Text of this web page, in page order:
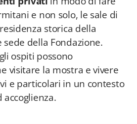
e non solo, le sale di
storica della
della Fondazione.
ospiti possono
visitare la mostra e vivere
e particolari in un contesto